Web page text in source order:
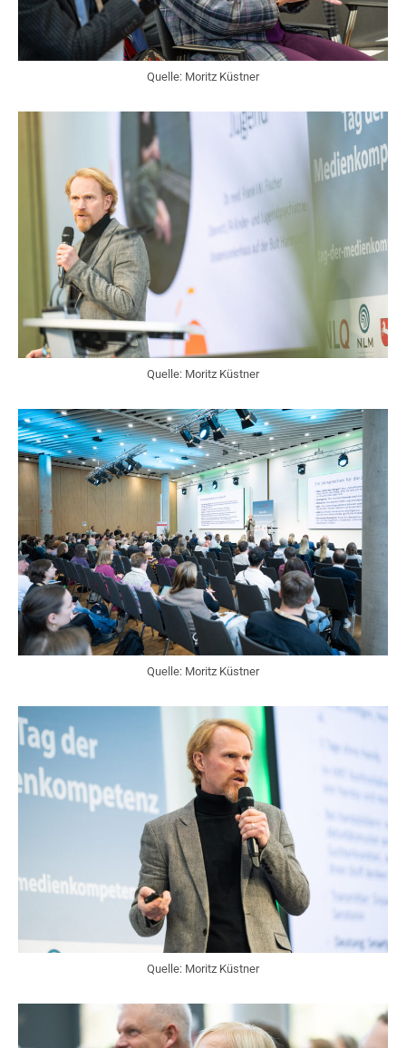
Quelle: Moritz Küstner
Quelle: Moritz Küstner
Quelle: Moritz Küstner
Quelle: Moritz Küstner